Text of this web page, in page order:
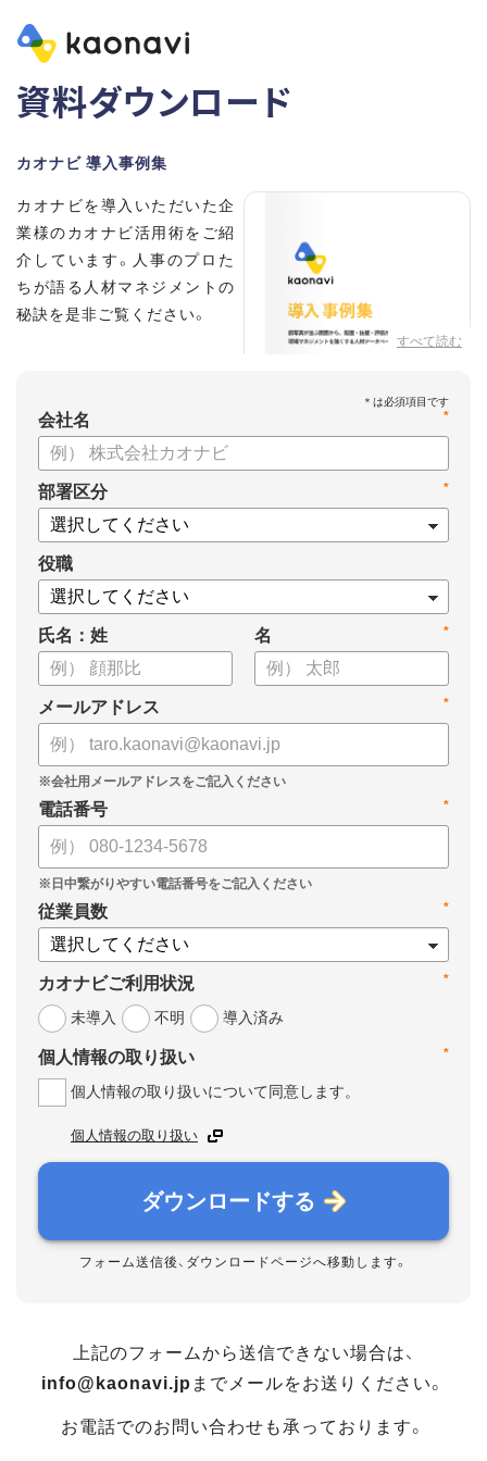
資料ダウンロード
カオナビ 導入事例集
すべて読む
カオナビを導入いただいた企
業様のカオナビ活用術をご紹
介しています。人事のプロた
ちが語る人材マネジメントの
秘訣を是非ご覧ください。
*
会社名
*
部署区分
役職
氏名：姓 *
名
*
メールアドレス
*
電話番号
*
従業員数
*
カオナビご利用状況
未導入
不明 導入済み
*
個人情報の取り扱い
個人情報の取り扱いについて同意します。
個人情報の取り扱い
ダウンロードする
フォーム送信後、ダウンロードページへ移動します。
上記のフォームから送信できない場合は、
info@kaonavi.jp までメールをお送りください。
お電話でのお問い合わせも承っております。